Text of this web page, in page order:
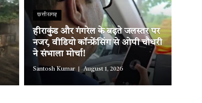
छत्तीसगढ़
हीराकुंड और गंगरेल के बढ़ते जलस्तर पर
नजर, वीडियो कॉन्फ्रेंसिंग से ओपी चौधरी
ने संभाला मोर्चा!
Santosh Kumar August 1, 2026